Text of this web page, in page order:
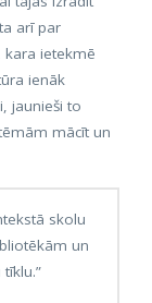
arī par
kara ietekmē
ienāk
jaunieši to
mācīt un
skolu
un